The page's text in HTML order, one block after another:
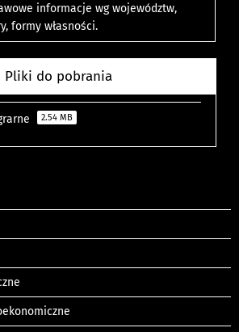
informacje wg województw,
formy własności.
Pliki do pobrania
2.54 MB